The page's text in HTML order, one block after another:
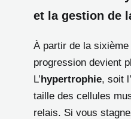
et la gestion de
À partir de la
progression devient
L’hypertrophie, soit
taille des cellules
relais. Si vous